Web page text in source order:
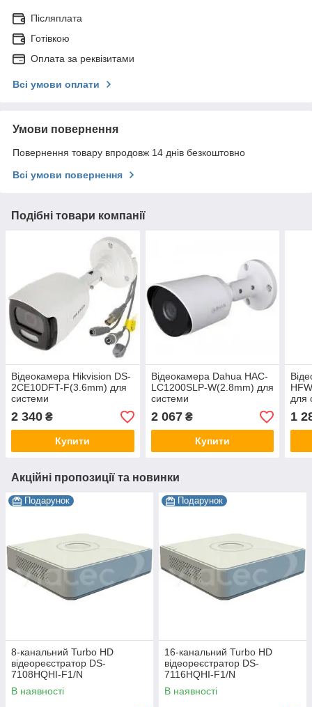
Післяплата
Готівкою
Оплата за реквізитами
Всі умови оплати
Умови повернення
Повернення товару впродовж 14 днів безкоштовно
Всі умови повернення
Подібні товари компанії
Відеокамера Hikvision DS-
2CE10DFT-F(3.6mm) для
системи
відеоспостереження
2 340 ₴
Купити
Відеокамера Dahua HAC-
LC1200SLP-W(2.8mm) для
системи
відеоспостереження
2 067₴
Купити
для
1
Акційні пропозиції та новинки
Подарунок
8-канальний Turbo HD
відеореєстратор DS-
7108HQHI-F1/N
В наявності
Подарунок
16-канальний Turbo HD
відеореєстратор DS-
7116HQHI-F1/N
В наявності